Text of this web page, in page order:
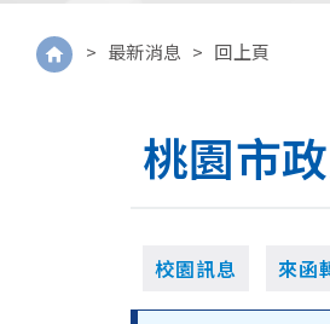
> 最新消息 > 回上頁
桃園市
校園訊息 來函